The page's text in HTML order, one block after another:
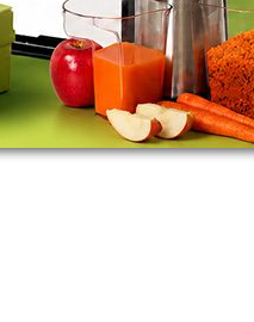
2016 - 2026 | Developed byzero